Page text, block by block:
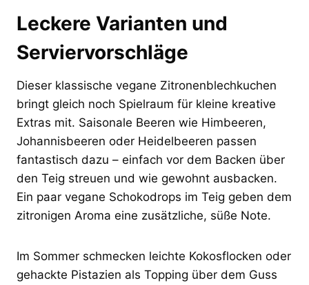
Leckere Varianten und
Serviervorschläge
Dieser klassische vegane Zitronenblechkuchen
bringt gleich noch Spielraum für kleine kreative
Extras mit. Saisonale Beeren wie Himbeeren,
Johannisbeeren oder Heidelbeeren passen
fantastisch dazu – einfach vor dem Backen über
den Teig streuen und wie gewohnt ausbacken.
Ein paar vegane Schokodrops im Teig geben dem
zitronigen Aroma eine zusätzliche, süße Note.
Im Sommer schmecken leichte Kokosflocken oder
gehackte Pistazien als Topping über dem Guss